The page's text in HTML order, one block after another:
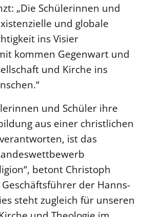
„Die Schülerinnen und
und globale
ins Visier
kommen Gegenwart und
und Kirche ins
und Schüler ihre
aus einer christlichen
ist das
betont Christoph
der Hanns-
steht zugleich für unseren